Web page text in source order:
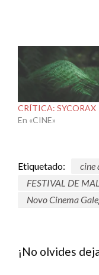
CRÍTICA: SYCORAX
En «CINE»
Etiquetado: cine
FESTIVAL DE
Novo Cinema
¡No olvides